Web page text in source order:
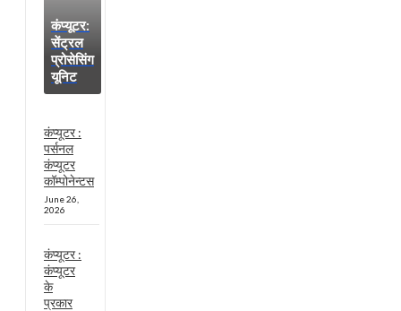
कंप्यूटर:
सेंट्रल
प्रोसेसिंग
यूनिट
कंप्यूटर :
पर्सनल
कंप्यूटर
कॉम्पोनेन्टस
June 26,
2026
कंप्यूटर :
कंप्यूटर
के
प्रकार